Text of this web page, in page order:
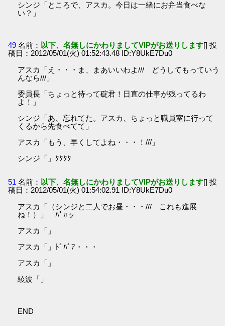
シンジ「ところで、アスカ。今日は一緒にお弁当食べな
い？」
49 名前： 以下、名無しにかわりましてVIPがお送りします[] 投
稿日：2012/05/01(火) 01:52:43.48 ID:Y8UkE7Du0
アスカ「え・・・ま、まあいいわよ/// どうしてもっていう
んなら///」
委員長「ちょっと待って碇君！日直の仕事が残ってるわ
よ！」
シンジ「あ、忘れてた。アスカ、ちょっと職員室に行って
くるから先食べてて」
アスカ「もう、早くしてよね・・・！///」
シンジ「」ﾀﾀﾀﾀ
51 名前： 以下、名無しにかわりましてVIPがお送りします[] 投
稿日：2012/05/01(火) 01:54:02.91 ID:Y8UkE7Du0
アスカ「（シンジと二人でお昼・・・/// これも進展
ね！）」 ﾊﾟｶッ
アスカ「」
アスカ「」ﾄﾞﾊﾟｱ・・・
アスカ「」
綾波「」
END